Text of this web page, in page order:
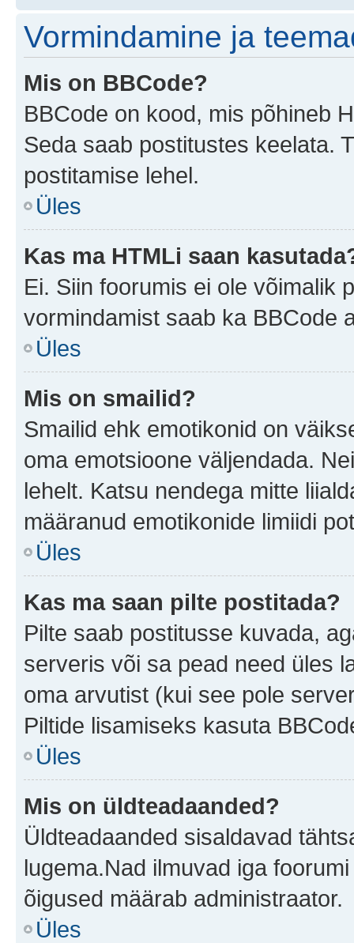
Vormindamine ja
Mis on BBCode?
BBCode on kood, mis põhineb
Seda saab postitustes keelata.
postitamise lehel.
Üles
Kas ma HTMLi saan
Ei. Siin foorumis ei ole võimalik
vormindamist saab ka BBCode
Üles
Mis on smailid?
Smailid ehk emotikonid on
oma emotsioone väljendada.
lehelt. Katsu nendega mitte
määranud emotikonide limiidi
Üles
Kas ma saan pilte postitada?
Pilte saab postitusse kuvada,
serveris või sa pead need üles
oma arvutist (kui see pole
Piltide lisamiseks kasuta
Üles
Mis on üldteadaanded?
Üldteadaanded sisaldavad
lugema.Nad ilmuvad iga
õigused määrab administraator.
Üles